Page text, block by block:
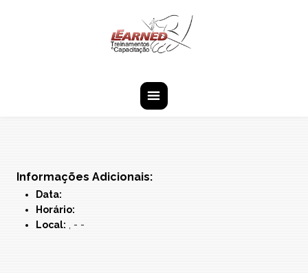
Informações Adicionais:
Data:
Horário:
Local: , - -